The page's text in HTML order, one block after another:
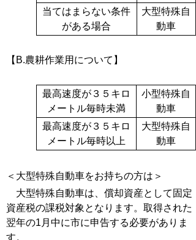
当てはまらない条件
がある場合
大型特殊自
動車
【B.農耕作業用について】
最高速度が３５キロ
メートル毎時未満
小型特殊自
動車
最高速度が３５キロ
メートル毎時以上
大型特殊自
動車
＜大型特殊自動車をお持ちの方は＞
大型特殊自動車は、償却資産として固定
資産税の課税対象となります。取得された
翌年の1月中に市に申告する必要がありま
す。